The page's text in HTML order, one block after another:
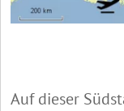
Auf dieser